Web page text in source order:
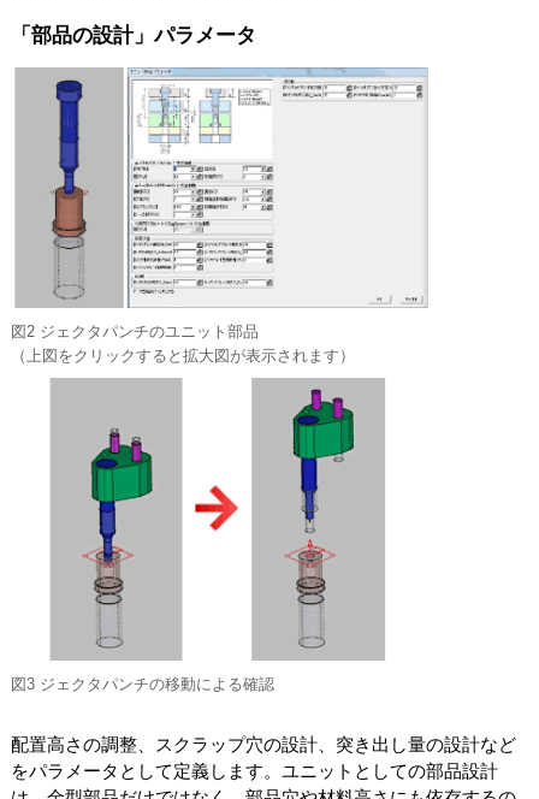
「部品の設計」パラメータ
図2 ジェクタパンチのユニット部品
（上図をクリックすると拡大図が表示されます）
図3 ジェクタパンチの移動による確認
配置高さの調整、スクラップ穴の設計、突き出し量の設計など
をパラメータとして定義します。ユニットとしての部品設計